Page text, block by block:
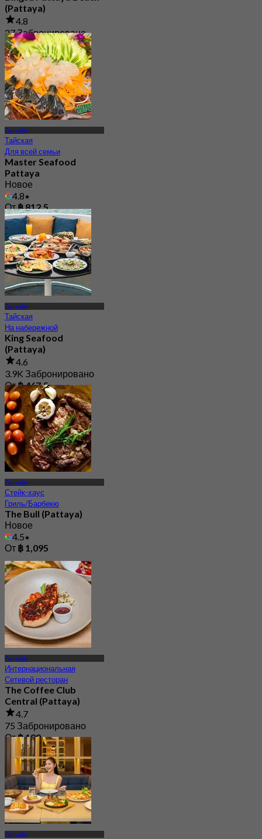
(Pattaya)
4.8
27 Забронировано
От฿ 295
Паттайя
Тайская
Для всей семьи
Master Seafood
Pattaya
Новое
4.8
От฿ 812.5
Паттайя
Тайская
На набережной
King Seafood
(Pattaya)
4.6
3.9K Забронировано
От฿ 467.5
Паттайя
Стейк-хаус
Гриль/Барбекю
The Bull (Pattaya)
Новое
4.5
От ฿ 1,095
Паттайя
Интернациональная
Сетевой ресторан
The Coffee Club
Central (Pattaya)
4.7
75 Забронировано
От฿ 189
Паттайя